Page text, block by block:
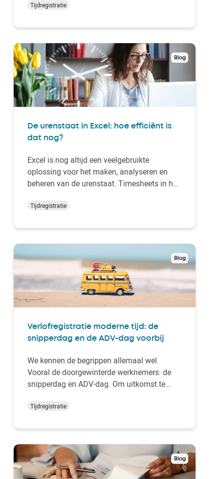
is om alle gewerkte uren van uw werknemers
waardevolle tips over hoe u het berekene…
Tijdregistratie
Blog
De urenstaat in Excel: hoe efficiënt is
dat nog?
Excel is nog altijd een veelgebruikte
oplossing voor het maken, analyseren en
beheren van de urenstaat. Timesheets in het
onderdeel van bedrijven om het
wordt vastgelegd hoe en wanneer het
personeel hun tij…
Tijdregistratie
Blog
Verlofregistratie moderne tijd: de
snipperdag en de ADV-dag voorbij
We kennen de begrippen allemaal wel.
Vooral de doorgewinterde werknemers: de
snipperdag en ADV-dag. Om uitkomst te
dag vrij nodig had, of besloot om in de
dagen de uitkomst. Maar in deze tijd werken
we flexibel. De …
Tijdregistratie
Blog